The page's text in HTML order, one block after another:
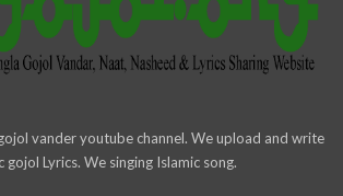
vander youtube channel. We upload and write
gojol Lyrics. We singing Islamic song.